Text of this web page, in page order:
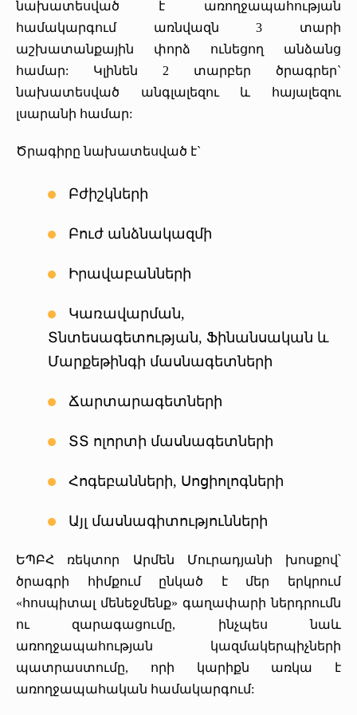
«Հերացի» արհեստակցական կազմակերպություն
«Հերացի» վերլուծական
նախատեսված է առողջապահության
համակարգում առնվազն 3 տարի
աշխատանքային փորձ ունեցող անձանց
համար: Կլինեն 2 տարբեր ծրագրեր`
նախատեսված անգլալեզու և հայալեզու
լսարանի համար:
Ծրագիրը նախատեսված է`
Բժիշկների
Բուժ անձնակազմի
Իրավաբանների
Կառավարման,
Տնտեսագետության, Ֆինանսական և
Մարքեթինգի մասնագետների
Ճարտարագետների
ՏՏ ոլորտի մասնագետների
Հոգեբանների, Սոցիոլոգների
Այլ մասնագիտությունների
ԵՊԲՀ ռեկտոր Արմեն Մուրադյանի խոսքով՝
ծրագրի հիմքում ընկած է մեր երկրում
«հոսպիտալ մենեջմենք» գաղափարի ներդրումն
ու զարագացումը, ինչպես նաև
առողջապահության կազմակերպիչների
պատրաստումը, որի կարիքն առկա է
առողջապահական համակարգում: